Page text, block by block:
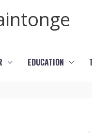
EDUCATION